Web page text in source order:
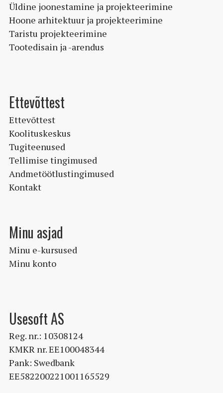
Üldine joonestamine ja projekteerimine
Hoone arhitektuur ja projekteerimine
Taristu projekteerimine
Tootedisain ja -arendus
Ettevõttest
Ettevõttest
Koolituskeskus
Tugiteenused
Tellimise tingimused
Andmetöötlustingimused
Kontakt
Minu asjad
Minu e-kursused
Minu konto
Usesoft AS
Reg. nr.: 10308124
KMKR nr. EE100048344
Pank: Swedbank
EE582200221001165529